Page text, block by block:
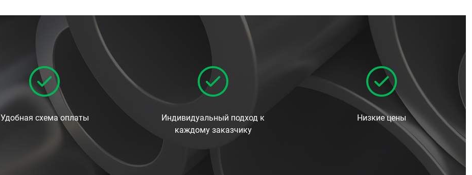
Удобная схема оплаты
Индивидуальный подход к
каждому заказчику
Низкие цены